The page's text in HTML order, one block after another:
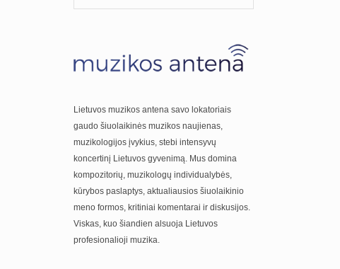
Lietuvos muzikos antena savo lokatoriais
gaudo šiuolaikinės muzikos naujienas,
muzikologijos įvykius, stebi intensyvų
koncertinį Lietuvos gyvenimą. Mus domina
kompozitorių, muzikologų individualybės,
kūrybos paslaptys, aktualiausios šiuolaikinio
meno formos, kritiniai komentarai ir diskusijos.
Viskas, kuo šiandien alsuoja Lietuvos
profesionalioji muzika.